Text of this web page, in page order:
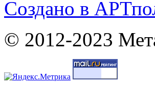
Cоздано в АРТ
© 2012-2023